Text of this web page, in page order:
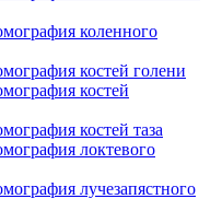
коленного
костей голени
костей
костей таза
локтевого
лучезапястного